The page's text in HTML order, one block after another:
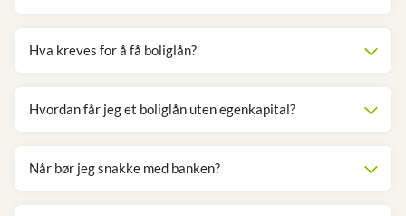
Hva kreves for å få boliglån?
Hvordan får jeg et boliglån uten egenkapital?
Når bør jeg snakke med banken?